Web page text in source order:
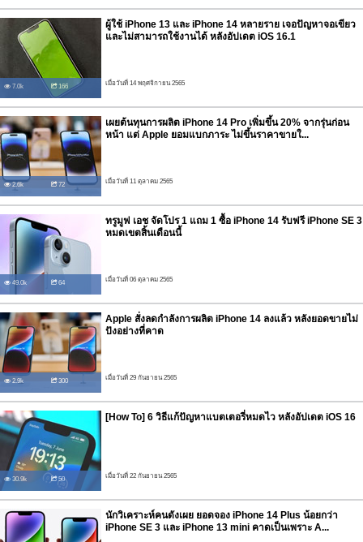
7.0k 166
ผู้ใช้ iPhone 13 และ iPhone 14 หลายราย เจอปัญหาจอเขียว
และไม่สามารถใช้งานได้ หลังอัปเดต iOS 16.1
เมื่อวันที่ 14 พฤศจิกายน 2565
2.6k 72
เผยต้นทุนการผลิต iPhone 14 Pro เพิ่มขึ้น 20% จากรุ่นก่อน
หน้า แต่ Apple ยอมแบกภาระ ไม่ขึ้นราคาขายใ...
เมื่อวันที่ 11 ตุลาคม 2565
49.0k 64
ทรูมูฟ เอช จัดโปร 1 แถม 1 ซื้อ iPhone 14 รับฟรี iPhone SE 3
หมดเขตสิ้นเดือนนี้
เมื่อวันที่ 06 ตุลาคม 2565
2.9k 300
Apple สั่งลดกำลังการผลิต iPhone 14 ลงแล้ว หลังยอดขายไม่
ปังอย่างที่คาด
เมื่อวันที่ 29 กันยายน 2565
30.9k 50
[How To] 6 วิธีแก้ปัญหาแบตเตอรี่หมดไว หลังอัปเดต iOS 16
เมื่อวันที่ 22 กันยายน 2565
นักวิเคราะห์คนดังเผย ยอดจอง iPhone 14 Plus น้อยกว่า
iPhone SE 3 และ iPhone 13 mini คาดเป็นเพราะ A...